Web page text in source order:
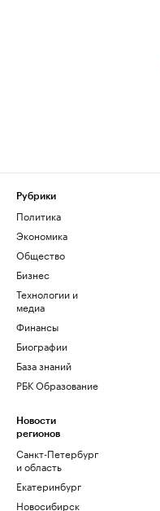
Рубрики
Политика
Экономика
Общество
Бизнес
Технологии и
медиа
Финансы
Биографии
База знаний
РБК Образование
Новости
регионов
Санкт-Петербург
и область
Екатеринбург
Новосибирск